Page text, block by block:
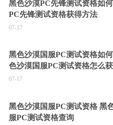
黑色沙漠PC先锋测试资格如
PC先锋测试资格获得方法
07-17
黑色沙漠国服PC测试资格如
色沙漠国服PC测试资格怎么
07-17
黑色沙漠国服PC测试资格 黑
服PC测试资格查询